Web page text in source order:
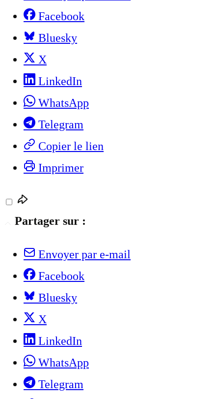
Facebook
Bluesky
X
LinkedIn
WhatsApp
Telegram
Copier le lien
Imprimer
Partager sur :
Envoyer par e-mail
Facebook
Bluesky
X
LinkedIn
WhatsApp
Telegram